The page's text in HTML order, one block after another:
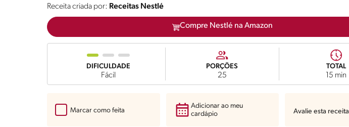
Receita criada por: Receitas Nestlé
Compre Nestlé na Amazon
DIFICULDADE
Fácil
PORÇÕES
25
TOTAL
15 min
Marcar como feita
Adicionar ao meu
cardápio
Avalie esta receita